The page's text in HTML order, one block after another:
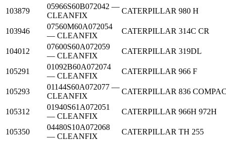
103879
05966S60B072042 —
CLEANFIX
CATERPILLAR 980 H
103946
07560M60A072054
— CLEANFIX
CATERPILLAR 314C CR
104012
07600S60A072059
— CLEANFIX
CATERPILLAR 319DL
105291
01092B60A072074
— CLEANFIX
CATERPILLAR 966 F
105293
01144S60A072077 —
CLEANFIX
CATERPILLAR 836
105312
01940S61A072051
— CLEANFIX
CATERPILLAR 966H 972H
105350
04480S10A072068
— CLEANFIX
CATERPILLAR TH 255